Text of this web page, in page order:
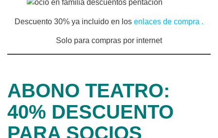
Descuento 30% ya incluido en los enlaces de compra .
Solo para compras por internet
ABONO TEATRO:
40% DESCUENTO
PARA SOCIOS